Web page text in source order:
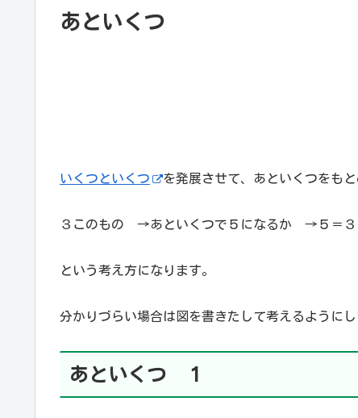
あといくつ
いくつといくつ を発展させて、あといくつをもと
３このもの →あといくつで５になるか →５＝
という考え方になります。
分かりづらい場合は図を書きたして考えるようにし
あといくつ １